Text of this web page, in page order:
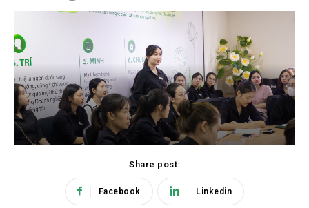
Share post:
Facebook Linkedin